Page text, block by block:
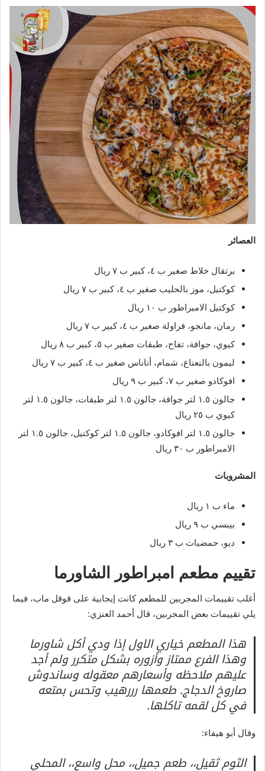
العصائر
برتقال خلاط صغير ب ٤، كبير ب ٧ ريال
كوكتيل، موز بالحليب صغير ب ٤، كبير ب ٧ ريال
كوكتيل الامبراطور ب ١٠ ريال
رمان، مانجو، فراولة صغير ب ٤، كبير ب ٧ ريال
كيوي، جوافة، تفاح، طبقات صغير ب ٥، كبير ب ٨ ريال
ليمون بالنعناع، شمام، أناناس صغير ب ٤، كبير ب ٧ ريال
افوكادو صغير ب ٧، كبير ب ٩ ريال
جالون ١.٥ لتر جوافة، جالون ١.٥ لتر طبقات، جالون ١.٥ لتر
كيوي ب ٢٥ ريال
جالون ١.٥ لتر افوكادو، جالون ١.٥ لتر كوكتيل، جالون ١.٥ لتر
الامبراطور ب ٣٠ ريال
المشروبات
ماء ب ١ ريال
بيبسي ب ٩ ريال
ديو، حمضيات ب ٣ ريال
تقييم مطعم امبراطور الشاورما
أغلب تقييمات المجربين للمطعم كانت إيجابية على قوقل ماب، فيما
يلي تقييمات بعض المجربين، قال أحمد العنزي:
هذا المطعم خياري الاول إذا ودي أكل شاورما
وهذا الفرع ممتاز وأزوره بشكل متكرر ولم أجد
عليهم ملاحظه وأسعارهم معقوله وساندوش
صاروخ الدجاج. طعمها رررهيب وتحس بمتعه
في كل لقمه تاكلها.
وقال أبو هيفاء:
الثوم ثقيل،، طعم جميل،، محل واسع،، المحلي